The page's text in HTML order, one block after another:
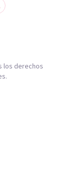
los derechos
.